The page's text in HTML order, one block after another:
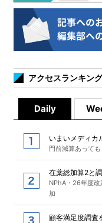
アクセスランキング
Daily
いまいメディカ
門前減算あって
在薬総加算2と
NPhA・26年度
加
顧客満足度調査